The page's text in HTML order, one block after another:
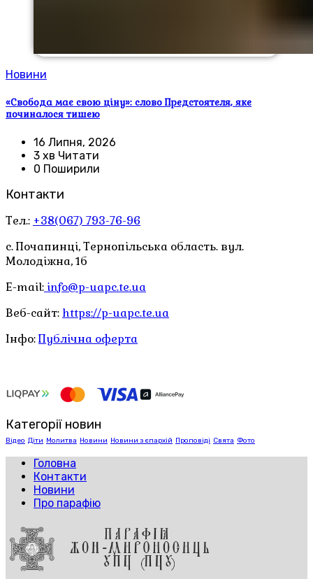
Новини
«Свобода має свою ціну»: слово Предстоятеля, яке
починалося тишею
16 Липня, 2026
3 хв Читати
0 Поширили
Контакти
Тел.: +38(067) 793-76-96
с. Почапинці, Тернопільська область. вул.
Молодіжна, 1б
E-mail: info@p-uapc.te.ua
Веб-сайт: https://p-uapc.te.ua
Інфо:Публічна оферта
Категорії новин
Відео Діти Молитва Новини Новини з єпархій Проповіді Свята Фото
Головна
Контакти
Новини
Про парафію